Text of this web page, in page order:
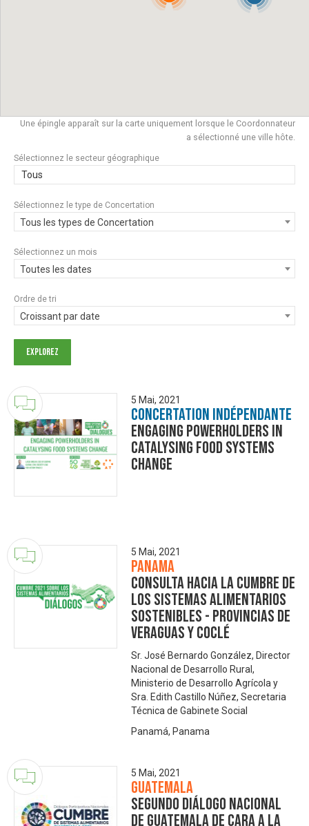
Une épingle apparaît sur la carte uniquement lorsque le Coordonnateur
a sélectionné une ville hôte.
Sélectionnez le secteur géographique
Tous
Sélectionnez le type de Concertation
Tous les types de Concertation
Sélectionnez un mois
Toutes les dates
Ordre de tri
Croissant par date
5 Mai, 2021
Concertation Indépendante
Engaging Powerholders in
Catalysing Food Systems
Change
5 Mai, 2021
Panama
Consulta Hacia la Cumbre de
los Sistemas Alimentarios
Sostenibles - Provincias de
Veraguas y Coclé
Sr. José Bernardo González, Director
Nacional de Desarrollo Rural,
Ministerio de Desarrollo Agrícola y
Sra. Edith Castillo Núñez, Secretaria
Técnica de Gabinete Social
Panamá, Panama
5 Mai, 2021
Guatemala
Segundo Diálogo Nacional
de Guatemala de cara a la